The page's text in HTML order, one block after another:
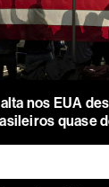
nos EUA
quase